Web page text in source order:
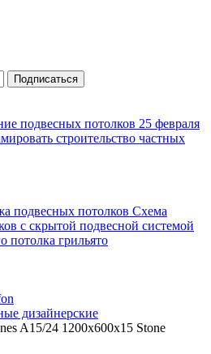
Подписаться
подвесных потолков 25 февраля
строительство частных
подвесных потолков Схема
с скрытой подвесной системой
потолка грильято
дизайнерские
A15/24 1200x600x15 Stone